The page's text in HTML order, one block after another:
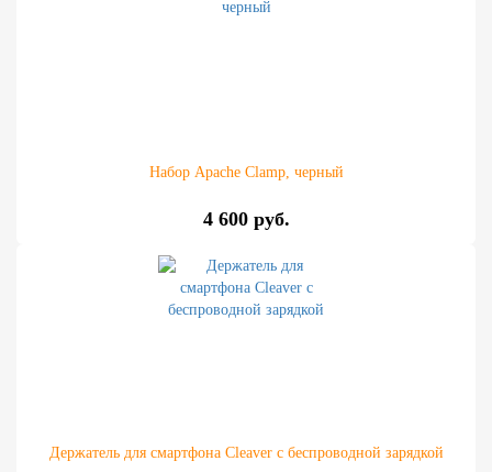
Набор Apache Clamp, черный
4 600 руб.
Держатель для смартфона Cleaver с беспроводной зарядкой